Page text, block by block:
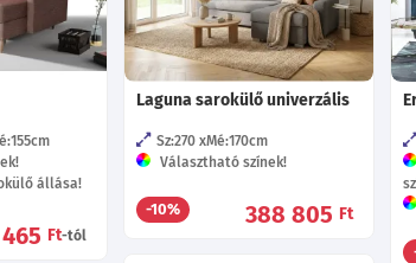
cm
állása!
Ft-tól
Laguna sarokülő univerzális
Sz:270 Mé:170cm
Választható színek!
-10% 388 805 Ft